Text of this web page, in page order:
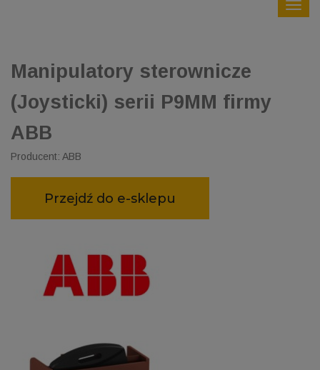
Manipulatory sterownicze
(Joysticki) serii P9MM firmy
ABB
Producent: ABB
Przejdź do e-sklepu